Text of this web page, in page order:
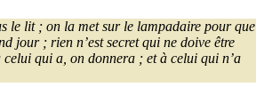
le lit ; on la met sur le lampadaire pour que
jour ; rien n’est secret qui ne doive être
qui a, on donnera ; et à celui qui n’a